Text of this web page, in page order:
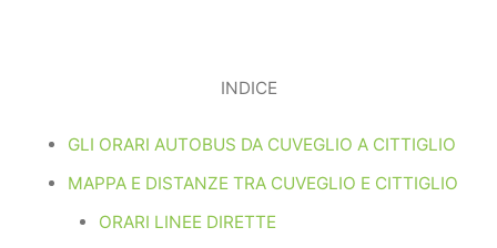
INDICE
GLI ORARI AUTOBUS DA CUVEGLIO A CITTIGLIO
MAPPA E DISTANZE TRA CUVEGLIO E CITTIGLIO
ORARI LINEE DIRETTE